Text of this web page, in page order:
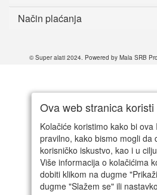
Način plaćanja
© Super alati 2024. Powered by Mala SRB
Ova web stranica
Kolačiće koristimo kako bi
pravilno, kako bismo mogli da
korisničko iskustvo, kao i u
Više informacija o kolačićima
dobiti klikom na dugme
dugme "Slažem se" ili